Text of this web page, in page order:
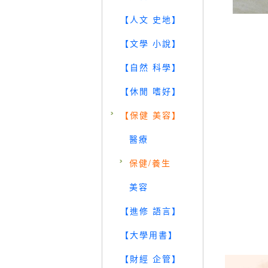
【人文 史地】
【文學 小說】
【自然 科學】
【休閒 嗜好】
【保健 美容】
醫療
保健/養生
美容
【進修 語言】
【大學用書】
【財經 企管】